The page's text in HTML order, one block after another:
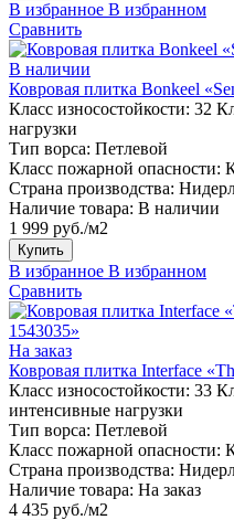
В избранное В избранном
Сравнить
В наличии
Ковровая плитка Bonkeel
Класс износостойкости: 32
нагрузки
Тип ворса: Петлевой
Класс пожарной опасности:
Страна производства:
Наличие товара: В наличии
1 999 руб./м2
Купить
В избранное В избранном
Сравнить
На заказ
Ковровая плитка Interface
Класс износостойкости: 33
интенсивные нагрузки
Тип ворса: Петлевой
Класс пожарной опасности:
Страна производства:
Наличие товара: На заказ
4 435 руб./м2